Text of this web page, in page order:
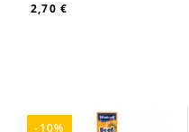
2,70 €
-10%